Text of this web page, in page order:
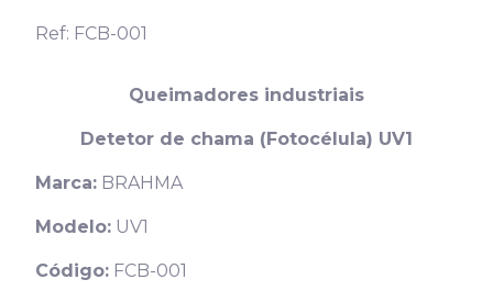
Ref: FCB-001
Queimadores industriais
Detetor de chama (Fotocélula) UV1
Marca: BRAHMA
Modelo: UV1
Código: FCB-001